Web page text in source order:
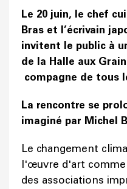
Le 20 juin, le chef
Bras et l’écrivain
invitent le public à
de la Halle aux
compagne de tous
La rencontre se
imaginé par Michel
Le changement
l'œuvre d'art
des associations